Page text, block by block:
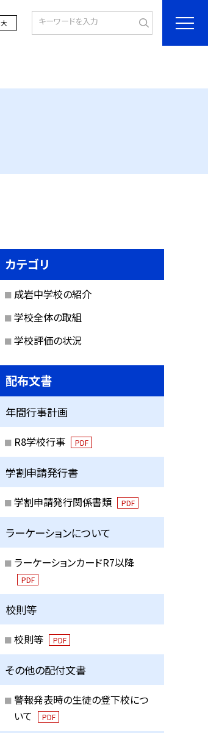
大
カテゴリ
成岩中学校の紹介
学校全体の取組
学校評価の状況
配布文書
年間行事計画
R8学校行事 PDF
学割申請発行書
学割申請発行関係書類 PDF
ラーケーションについて
ラーケーションカードR7以降
PDF
校則等
校則等 PDF
その他の配付文書
警報発表時の生徒の登下校につ
いて
PDF